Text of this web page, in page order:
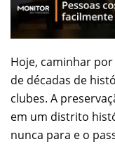
Hoje, caminhar
de décadas de
clubes. A
em um distrito
nunca para e o